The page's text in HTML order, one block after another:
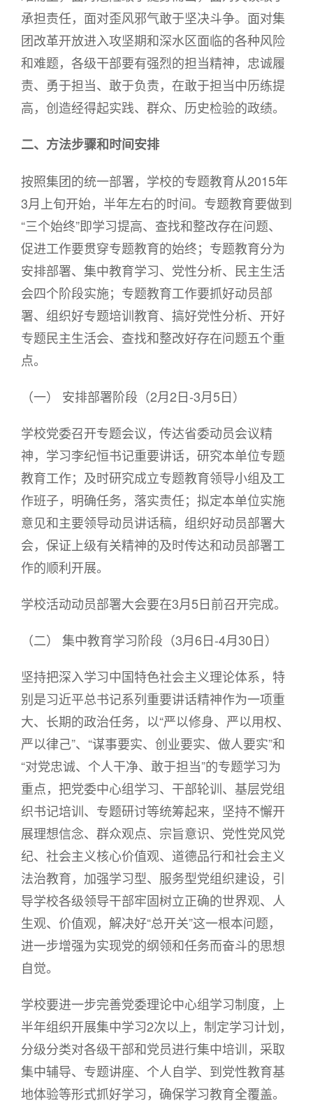
承担责任，面对歪风邪气敢于坚决斗争。面对集
团改革开放进入攻坚期和深水区面临的各种风险
和难题，各级干部要有强烈的担当精神，忠诚履
责、勇于担当、敢于负责，在敢于担当中历练提
高，创造经得起实践、群众、历史检验的政绩。
二、方法步骤和时间安排
按照集团的统一部署，学校的专题教育从2015年
3月上旬开始，半年左右的时间。专题教育要做到
“三个始终”即学习提高、查找和整改存在问题、
促进工作要贯穿专题教育的始终；专题教育分为
安排部署、集中教育学习、党性分析、民主生活
会四个阶段实施；专题教育工作要抓好动员部
署、组织好专题培训教育、搞好党性分析、开好
专题民主生活会、查找和整改好存在问题五个重
点。
（一） 安排部署阶段（2月2日-3月5日）
学校党委召开专题会议，传达省委动员会议精
神，学习李纪恒书记重要讲话，研究本单位专题
教育工作；及时研究成立专题教育领导小组及工
作班子，明确任务，落实责任；拟定本单位实施
意见和主要领导动员讲话稿，组织好动员部署大
会，保证上级有关精神的及时传达和动员部署工
作的顺利开展。
学校活动动员部署大会要在3月5日前召开完成。
（二） 集中教育学习阶段（3月6日-4月30日）
坚持把深入学习中国特色社会主义理论体系，特
别是习近平总书记系列重要讲话精神作为一项重
大、长期的政治任务，以“严以修身、严以用权、
严以律己”、“谋事要实、创业要实、做人要实”和
“对党忠诚、个人干净、敢于担当”的专题学习为
重点，把党委中心组学习、干部轮训、基层党组
织书记培训、专题研讨等统筹起来，坚持不懈开
展理想信念、群众观点、宗旨意识、党性党风党
纪、社会主义核心价值观、道德品行和社会主义
法治教育，加强学习型、服务型党组织建设，引
导学校各级领导干部牢固树立正确的世界观、人
生观、价值观，解决好“总开关”这一根本问题，
进一步增强为实现党的纲领和任务而奋斗的思想
自觉。
学校要进一步完善党委理论中心组学习制度，上
半年组织开展集中学习2次以上，制定学习计划，
分级分类对各级干部和党员进行集中培训，采取
集中辅导、专题讲座、个人自学、到党性教育基
地体验等形式抓好学习，确保学习教育全覆盖。